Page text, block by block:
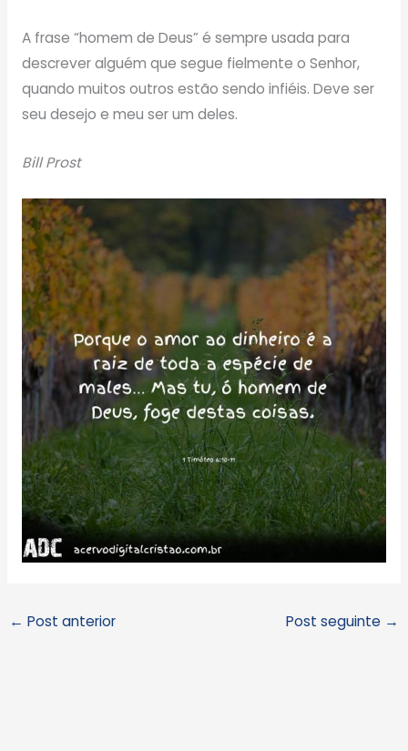
A frase “homem de Deus” é sempre usada para
descrever alguém que segue fielmente o Senhor,
quando muitos outros estão sendo infiéis. Deve ser
seu desejo e meu ser um deles.
Bill Prost
← Post anterior Post seguinte →